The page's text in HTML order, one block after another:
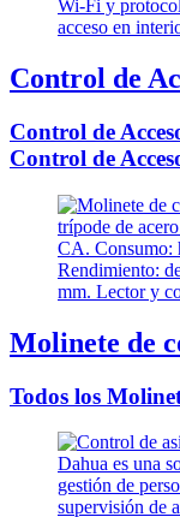
Control de
Control de
Control de
Molinete de
Todos los